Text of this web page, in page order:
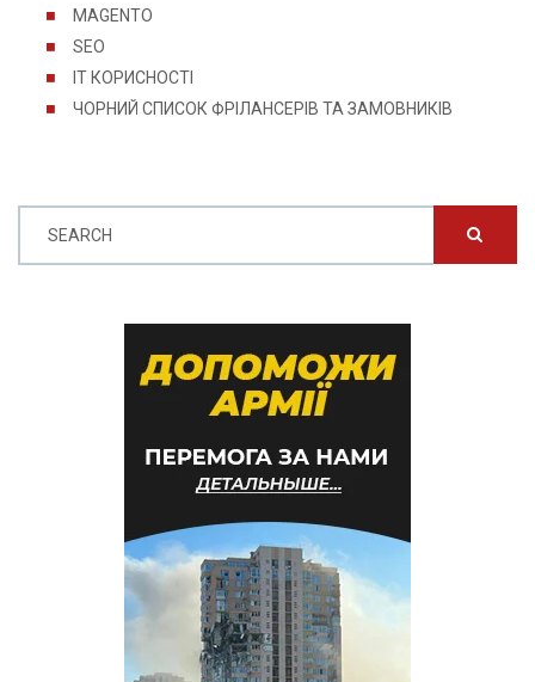
MAGENTO
SEO
IT КОРИСНОСТІ
ЧОРНИЙ СПИСОК ФРІЛАНСЕРІВ ТА ЗАМОВНИКІВ
SEARCH